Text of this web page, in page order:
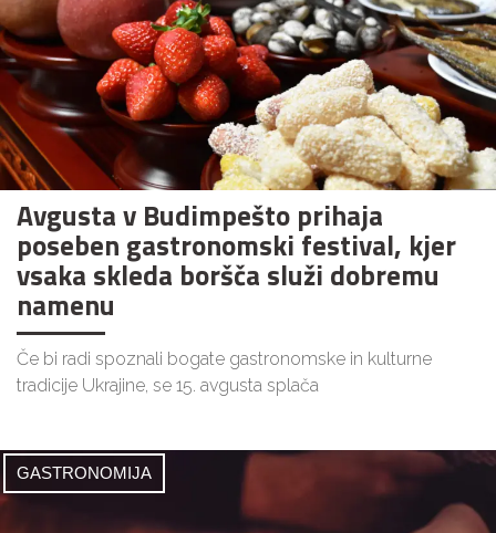
Avgusta v Budimpešto prihaja
poseben gastronomski festival, kjer
vsaka skleda boršča služi dobremu
namenu
Če bi radi spoznali bogate gastronomske in kulturne
tradicije Ukrajine, se 15. avgusta splača
GASTRONOMIJA